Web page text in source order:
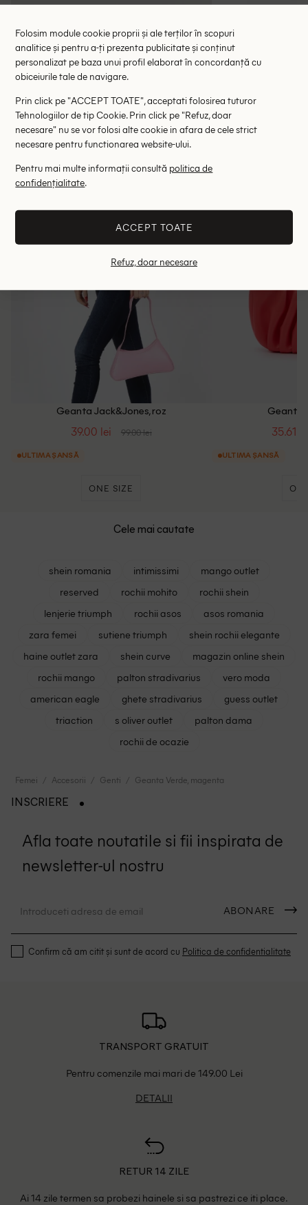
79.00 lei
RRP: 139.00 lei
ONE SIZE
Altii au fost interesati de
Geanta Jack&Jones, roz
39.00 lei 99.00 lei
ULTIMA ȘANSĂ
ONE SIZE
Geanta
35.61
ULTIMA ȘANSĂ
Cele mai cautate
shein romania intimissimi
mango outlet
reserved
rochii mohito
rochii shein
lenjerie triumph
rochii asos
asos romania
zara femei
sutiene triumph
shein rochii elegante
haine outlet zara
shein curve
magazin online shein
rochii mango
palton stradivarius
vero moda
american eagle
ghete stradivarius
guess outlet
triaction
s oliver outlet
palton dama
rochii de ocazie
Femei Accesorii Genti Geanta Verde, magenta
INSCRIERE
Afla toate noutatile si fii inspirata de
newsletter-ul nostru
ABONARE
Confirm că am citit și sunt de acord cu Politica de confidentialitate
TRANSPORT GRATUIT
Pentru comenzile mai mari de 149.00 Lei
DETALII
RETUR 14 ZILE
Ai 14 zile termen sa probezi hainele si sa pastrezi ce iti place.
Folosim module cookie proprii și ale terților în scopuri
analitice și pentru a-ți prezenta publicitate și conținut
personalizat pe baza unui profil elaborat în concordanță cu
obiceiurile tale de navigare.
Prin click pe "ACCEPT TOATE", acceptati folosirea tuturor
Tehnologiilor de tip Cookie. Prin click pe "Refuz, doar
necesare" nu se vor folosi alte cookie in afara de cele strict
necesare pentru functionarea website-ului.
Pentru mai multe informații consultă politica de
confidențialitate.
ACCEPT TOATE
Refuz, doar necesare